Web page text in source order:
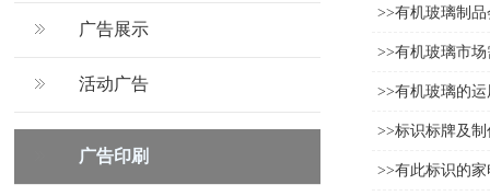
广告展示
活动广告
广告印刷
>>有机玻璃制
>>有机玻璃市场
>>有机玻璃的运
>>标识标牌及制
>>有此标识的